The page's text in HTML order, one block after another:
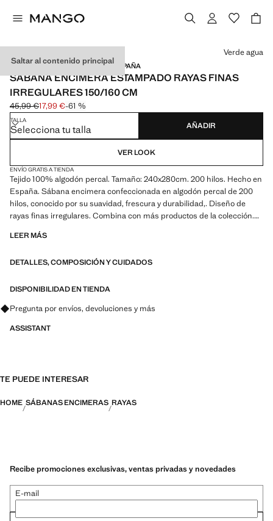
Saltar al contenido principal
ALGODÓN PERCAL / HECHO EN ESPAÑA
SÁBANA ENCIMERA ESTAMPADO RAYAS FINAS
IRREGULARES 150/160 CM
Precio inicial tachado [45,99 € ]
45,99 €
Precio actual [17,99 € ]
17,99 €-61 %
Selecciona un color
Verde agua
TALLA
Selecciona tu talla AÑADIR
VER LOOK
ENVÍO GRATIS A TIENDA
Tejido 100% algodón percal. Tamaño: 240x280cm. 200 hilos. Hecho en
España. Sábana encimera confeccionada en algodón percal de 200
hilos, conocido por su suavidad, frescura y durabilidad,. Diseño de
rayas finas irregulares. Combina con más productos de la colección.
LEER MÁS
DETALLES, COMPOSICIÓN Y CUIDADOS
DISPONIBILIDAD EN TIENDA
Pregunta por envíos, devoluciones y más
ASSISTANT
TE PUEDE INTERESAR
HOME SÁBANAS ENCIMERAS RAYAS
Recibe promociones exclusivas, ventas privadas y novedades
E-mail